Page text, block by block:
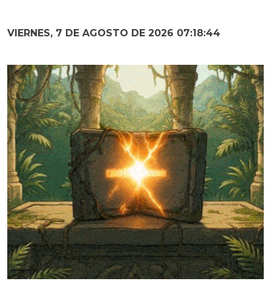
VIERNES, 7 DE AGOSTO DE 2026 07:18:46